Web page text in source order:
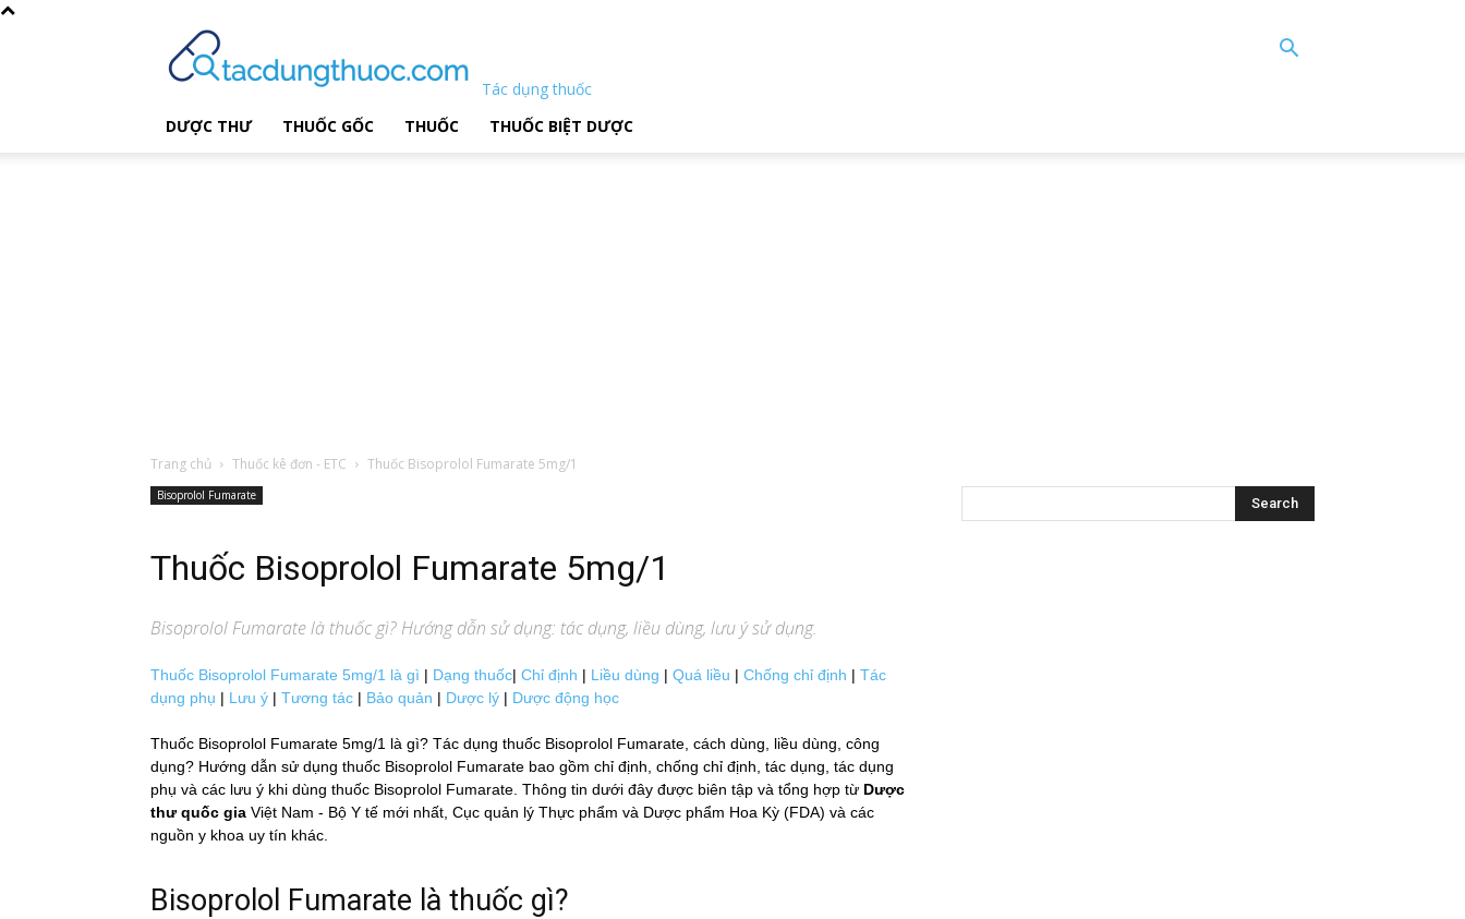
Tác dụng thuốc
DƯỢC THƯ
THUỐC GỐC THUỐC THUỐC BIỆT DƯỢC
Trang chủ Thuốc kê đơn - ETC Thuốc Bisoprolol Fumarate 5mg/1
Bisoprolol Fumarate
Thuốc Bisoprolol Fumarate 5mg/1
Bisoprolol Fumaratelà thuốc gì? Hướng dẫn sử dụng: tác dụng, liều dùng, lưu ý sử dụng.
Thuốc Bisoprolol Fumarate 5mg/1 là gì | Dạng thuốc| Chỉ định | Liều dùng | Quá liều | Chống chỉ định | Tác
dụng phụ | Lưu ý | Tương tác | Bảo quản | Dược lý | Dược động học
Thuốc Bisoprolol Fumarate 5mg/1 là gì? Tác dụng thuốc Bisoprolol Fumarate, cách dùng, liều dùng, công
dụng? Hướng dẫn sử dụng thuốc Bisoprolol Fumarate bao gồm chỉ định, chống chỉ định, tác dụng, tác dụng
phụ và các lưu ý khi dùng thuốc Bisoprolol Fumarate. Thông tin dưới đây được biên tập và tổng hợp từ Dược
thư quốc gia Việt Nam - Bộ Y tế mới nhất, Cục quản lý Thực phẩm và Dược phẩm Hoa Kỳ (FDA) và các
nguồn y khoa uy tín khác.
Bisoprolol Fumarate là thuốc gì?